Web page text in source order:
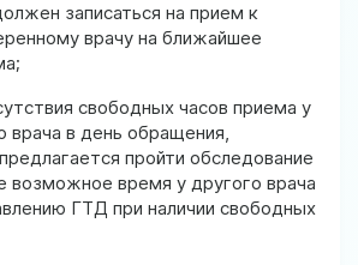
записаться на прием к
врачу на ближайшее
свободных часов приема у
врача в день обращения,
пройти обследование
возможное время у другого врача
ГТД при наличии свободных